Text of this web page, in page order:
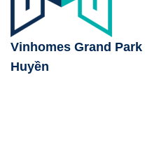
Vinhomes Grand Park
Huyền